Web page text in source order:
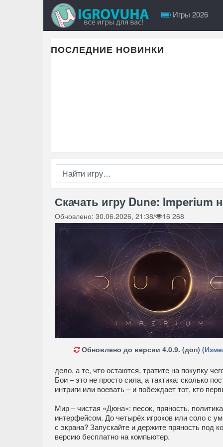
Игры 2026
ПОСЛЕДНИЕ НОВИНКИ
Скачать игру Dune: Imperium
Обновлено: 30.06.2026, 21:38/ 16 268
Обновлено до версии 4.0.9. (доп)
дело, а те, что остаются, тратите на покупку
Бои – это не просто сила, а тактика: сколько
интриги или воевать – и побеждает тот, кто
Мир – чистая «Дюна»: песок, пряность,
интерфейсом. До четырёх игроков или соло с
с экрана? Запускайте и держите пряность под
версию бесплатно на компьютер.